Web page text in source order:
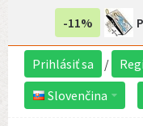
-11%
Prihlásiť sa /
Slovenčina